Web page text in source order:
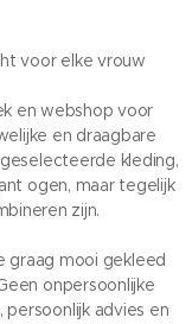
voor elke vrouw
en webshop voor
en draagbare
kleding,
ogen, maar tegelijk
zijn.
graag mooi gekleed
onpersoonlijke
advies en